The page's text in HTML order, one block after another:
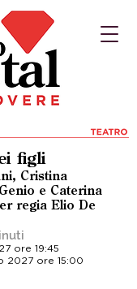
figli
Cristina
e Caterina
regia Elio De
ore 19:45
2027 ore 15:00